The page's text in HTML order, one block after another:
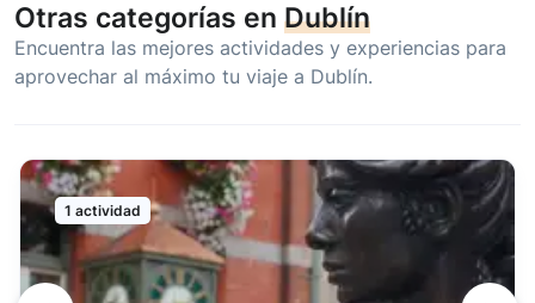
Otras categorías en Dublín
Encuentra las mejores actividades y experiencias para
aprovechar al máximo tu viaje a Dublín.
1 actividad